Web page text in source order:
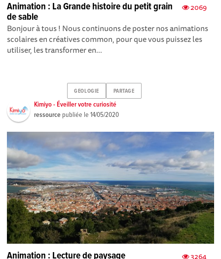
2069
Animation : La Grande histoire du petit grain
de sable
Bonjour à tous ! Nous continuons de poster nos animations
scolaires en créatives common, pour que vous puissez les
utiliser, les transformer en...
GEOLOGIE PARTAGE
Kimiyo - Éveiller votre curiosité
ressource publiée le14/05/2020
3264
Animation : Lecture de paysage